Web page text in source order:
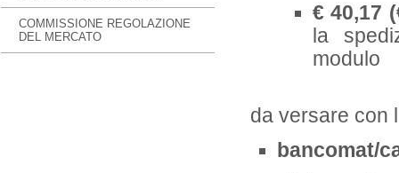
COMMISSIONE REGOLAZIONE
DEL MERCATO
€ 40,17
la
modulo
da versare con
bancomat/